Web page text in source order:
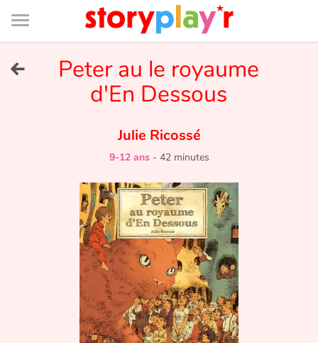
Connexion
Bibliothèque
de
page
Tester gratuitement
Bibliothèque
Contes d'ici et d'ailleurs
Fable, mythe, littérature et poésie
Peter au le royaume
d'En Dessous
Julie Ricossé
9-12 ans- 42 minutes